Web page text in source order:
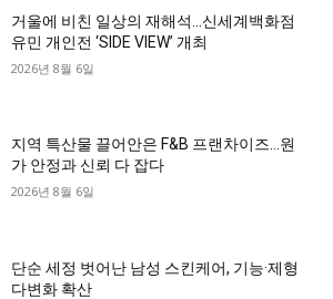
거울에 비친 일상의 재해석…신세계백화점
유민 개인전 ‘SIDE VIEW’ 개최
2026년 8월 6일
지역 특산물 끌어안은 F&B 프랜차이즈…원
가 안정과 신뢰 다 잡다
2026년 8월 6일
단순 세정 벗어난 남성 스킨케어, 기능·제형
다변화 확산